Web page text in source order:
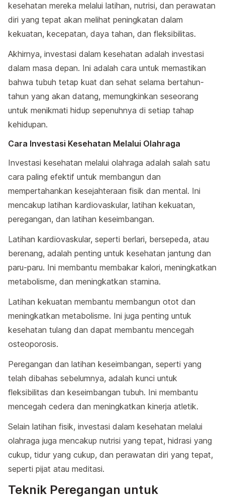
kesehatan mereka melalui latihan, nutrisi, dan perawatan
diri yang tepat akan melihat peningkatan dalam
kekuatan, kecepatan, daya tahan, dan fleksibilitas.
Akhirnya, investasi dalam kesehatan adalah investasi
dalam masa depan. Ini adalah cara untuk memastikan
bahwa tubuh tetap kuat dan sehat selama bertahun-
tahun yang akan datang, memungkinkan seseorang
untuk menikmati hidup sepenuhnya di setiap tahap
kehidupan.
Cara Investasi Kesehatan Melalui Olahraga
Investasi kesehatan melalui olahraga adalah salah satu
cara paling efektif untuk membangun dan
mempertahankan kesejahteraan fisik dan mental. Ini
mencakup latihan kardiovaskular, latihan kekuatan,
peregangan, dan latihan keseimbangan.
Latihan kardiovaskular, seperti berlari, bersepeda, atau
berenang, adalah penting untuk kesehatan jantung dan
paru-paru. Ini membantu membakar kalori, meningkatkan
metabolisme, dan meningkatkan stamina.
Latihan kekuatan membantu membangun otot dan
meningkatkan metabolisme. Ini juga penting untuk
kesehatan tulang dan dapat membantu mencegah
osteoporosis.
Peregangan dan latihan keseimbangan, seperti yang
telah dibahas sebelumnya, adalah kunci untuk
fleksibilitas dan keseimbangan tubuh. Ini membantu
mencegah cedera dan meningkatkan kinerja atletik.
Selain latihan fisik, investasi dalam kesehatan melalui
olahraga juga mencakup nutrisi yang tepat, hidrasi yang
cukup, tidur yang cukup, dan perawatan diri yang tepat,
seperti pijat atau meditasi.
Teknik Peregangan untuk